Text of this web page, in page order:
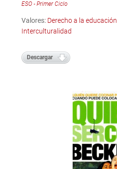
ESO - Primer Ciclo
Valores: Derecho a la educación
Interculturalidad
Descargar